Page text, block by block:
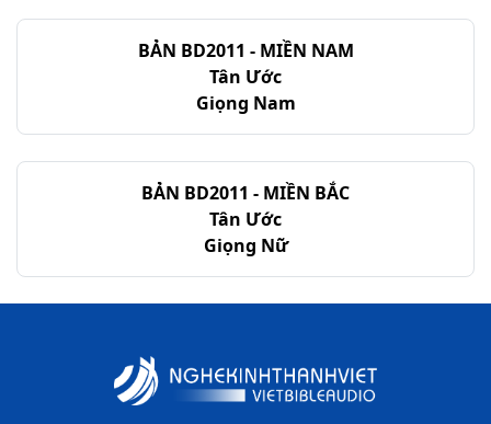
BẢN BD2011 - MIỀN NAM
Tân Ước
Giọng Nam
BẢN BD2011 - MIỀN BẮC
Tân Ước
Giọng Nữ